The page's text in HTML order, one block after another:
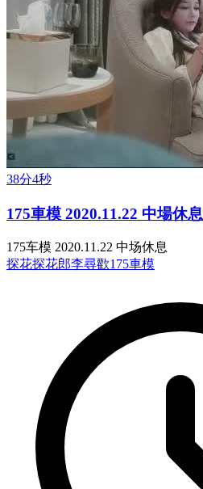
38分4秒
175車模 2020.11.22 中場休息
175车模 2020.11.22 中场休息
探花探花郎李尋歡175車模